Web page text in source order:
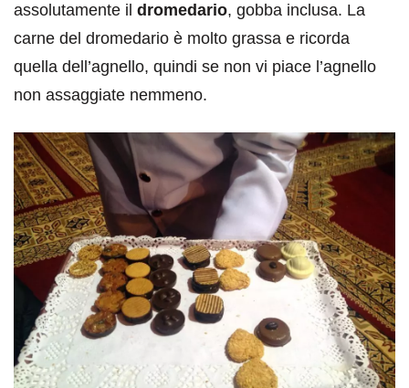
assolutamente il dromedario, gobba inclusa. La
carne del dromedario è molto grassa e ricorda
quella dell’agnello, quindi se non vi piace l’agnello
non assaggiate nemmeno.